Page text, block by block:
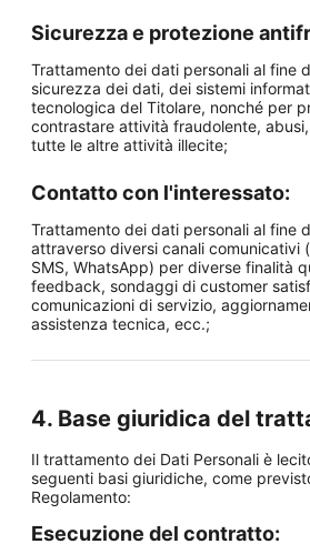
Sicurezza e protezione
Trattamento dei dati personali al fine
sicurezza dei dati, dei sistemi
tecnologica del Titolare, nonché per
contrastare attività fraudolente,
tutte le altre attività illecite;
Contatto con l'interessato:
Trattamento dei dati personali al fine
attraverso diversi canali comunicativi
SMS, WhatsApp) per diverse finalità
feedback, sondaggi di customer
comunicazioni di servizio,
assistenza tecnica, ecc.;
4. Base giuridica del
Il trattamento dei Dati Personali è
seguenti basi giuridiche, come
Regolamento:
Esecuzione del contratto: